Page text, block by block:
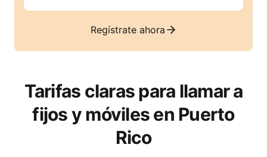
Regístrate ahora
Tarifas claras para llamar a
fijos y móviles en Puerto
Rico